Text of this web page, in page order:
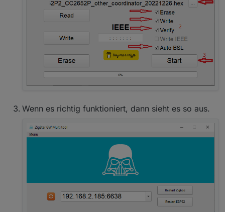
Wenn es richtig funktioniert, dann sieht es so aus.